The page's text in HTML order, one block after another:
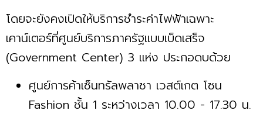
โดยจะยังคงเปิดให้บริการชำระค่าไฟฟ้าเฉพาะ
เคาน์เตอร์ที่ศูนย์บริการภาครัฐแบบเบ็ดเสร็จ
(Government Center) 3 แห่ง ประกอดบด้วย
ศูนย์การค้าเซ็นทรัลพลาซา เวสต์เกต โซน
Fashion ชั้น 1 ระหว่างเวลา 10.00 - 17.30 น.